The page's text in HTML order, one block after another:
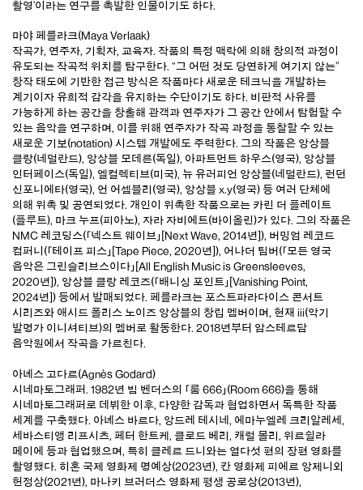
촬영’이라는 연구를 촉발한 인물이기도 하다.
마야 페를라크(Maya Verlaak)
작곡가, 연주자, 기획자, 교육자. 작품의 특정 맥락에 의해 창의적 과정이
유도되는 작곡적 위치를 탐구한다. “그 어떤 것도 당연하게 여기지 않는”
창작 태도에 기반한 접근 방식은 작품마다 새로운 테크닉을 개발하는
계기이자 유희적 감각을 유지하는 수단이기도 하다. 비판적 사유를
가능하게 하는 공간을 창출해 관객과 연주자가 그 공간 안에서 탐험할 수
있는 음악을 연구하며, 이를 위해 연주자가 작곡 과정을 통찰할 수 있는
새로운 기보(notation) 시스템 개발에도 주력한다. 그의 작품은 앙상블
클랑(네덜란드), 앙상블 모데른(독일), 아파트먼트 하우스(영국), 앙상블
인터페이스(독일), 엘컬렉티브(미국), 뉴 유러피언 앙상블(네덜란드), 런던
신포니에타(영국), 언 어셈블리(영국), 앙상블 x.y(영국) 등 여러 단체에
의해 위촉 및 공연되었다. 개인이 위촉한 작품으로는 카린 더 플레이트
(플루트), 마크 누프(피아노), 자라 자비에트(바이올린)가 있다. 그의 작품은
NMC 레코딩스(「넥스트 웨이브」[Next Wave, 2014년]), 버밍엄 레코드
컴퍼니(「테이프 피스」[Tape Piece, 2020년]), 어나더 팀버(「모든 영국
음악은 그린슬리브스이다」[All English Music is Greensleeves,
2020년]), 앙상블 클랑 레코즈(「배니싱 포인트」[Vanishing Point,
2024년]) 등에서 발매되었다. 페를라크는 포스트파라다이스 콘서트
시리즈와 애시드 폴리스 노이즈 앙상블의 창립 멤버이며, 현재 iii(악기
발명가 이니셔티브)의 멤버로 활동한다. 2018년부터 암스테르담
음악원에서 작곡을 가르친다.
아녜스 고다르(Agnès Godard)
시네마토그래퍼. 1982년 빔 벤더스의 「룸 666」(Room 666)을 통해
시네마토그래퍼로 데뷔한 이후, 다양한 감독과 협업하면서 독특한 작품
세계를 구축했다. 아녜스 바르다, 앙드레 테시네, 에마누엘레 크리알레세,
세바스티앵 리프시츠, 페터 한트케, 클로드 베리, 캐럴 몰리, 위르쉴라
메이에 등과 협업했으며, 특히 클레르 드니와는 열다섯 편의 장편 영화를
촬영했다. 히혼 국제 영화제 명예상(2023년), 칸 영화제 피에르 앙제니외
헌정상(2021년), 마나키 브러더스 영화제 평생 공로상(2013년),